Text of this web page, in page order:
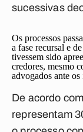
sucessivas
Os processos
a fase recursal e
tivessem sido
credores, mesmo
advogados ante
De acordo
representam